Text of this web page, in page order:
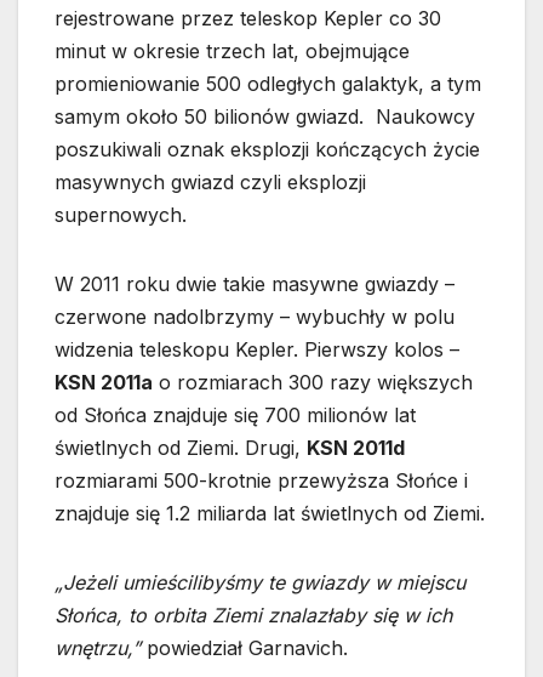
rejestrowane przez teleskop Kepler co 30
minut w okresie trzech lat, obejmujące
promieniowanie 500 odległych galaktyk, a tym
samym około 50 bilionów gwiazd. Naukowcy
poszukiwali oznak eksplozji kończących życie
masywnych gwiazd czyli eksplozji
supernowych.
W 2011 roku dwie takie masywne gwiazdy –
czerwone nadolbrzymy – wybuchły w polu
widzenia teleskopu Kepler. Pierwszy kolos –
KSN 2011a o rozmiarach 300 razy większych
od Słońca znajduje się 700 milionów lat
świetlnych od Ziemi. Drugi, KSN 2011d
rozmiarami 500-krotnie przewyższa Słońce i
znajduje się 1.2 miliarda lat świetlnych od Ziemi.
„Jeżeli umieścilibyśmy te gwiazdy w miejscu
Słońca, to orbita Ziemi znalazłaby się w ich
wnętrzu,”powiedział Garnavich.